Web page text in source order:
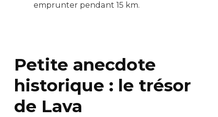
emprunter pendant 15 km.
Petite anecdote
historique : le trésor
de Lava